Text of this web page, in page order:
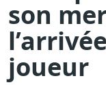
son
joueur